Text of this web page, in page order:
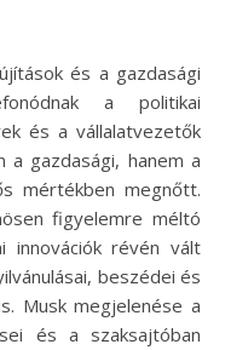
a politikai
és a vállalatvezetők
a gazdasági, hanem a
mértékben megnőtt.
figyelemre méltó
innovációk révén vált
beszédei és
Musk megjelenése a
és a szaksajtóban